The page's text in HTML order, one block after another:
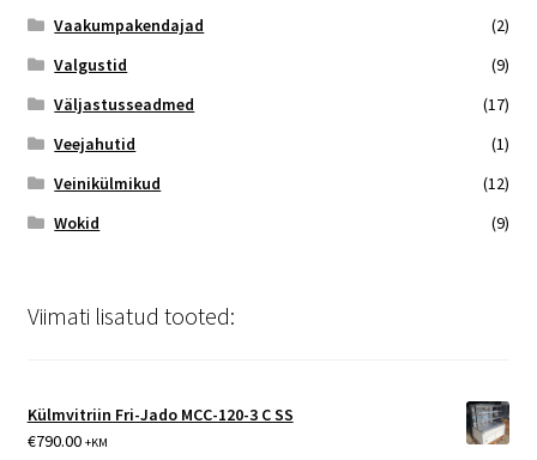
Vaakumpakendajad
(2)
Valgustid
(9)
Väljastusseadmed
(17)
Veejahutid
(1)
Veinikülmikud
(12)
Wokid
(9)
Viimati lisatud tooted:
Külmvitriin Fri-Jado MCC-120-3 C SS
€790.00 +KM